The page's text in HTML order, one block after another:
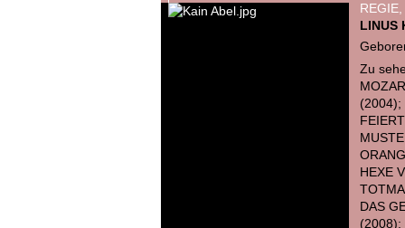
LINUS
Zu
(2004);
HEXE
DAS
(2008);